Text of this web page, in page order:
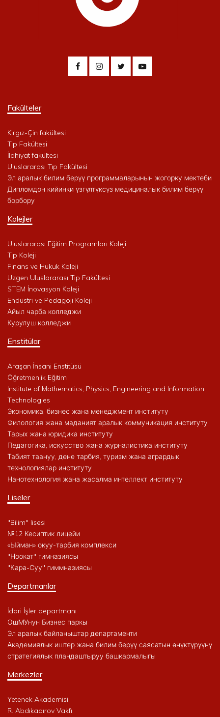
Fakülteler
Kırgız-Çin fakültesi
Tıp Fakültesi
İlahiyat fakültesi
Uluslararası Tıp Fakültesi
Эл аралык билим берүү программаларынын жогорку мектеби
Дипломдон кийинки үзгүлтүксүз медициналык билим берүү
борбору
Kolejler
Uluslararası Eğitim Programları Koleji
Tıp Koleji
Finans ve Hukuk Koleji
Uzgen Uluslararası Tıp Fakültesi
STEM İnovasyon Koleji
Endüstri ve Pedagoji Koleji
Айыл чарба колледжи
Курулуш колледжи
Enstitülar
Araşan İnsani Enstitüsü
Öğretmenlik Eğitim
Institute of Mathematics, Physics, Engineering and Information
Technologies
Экономика, бизнес жана менеджмент институту
Филология жана маданият аралык коммуникация институту
Тарых жана юридика институту
Педагогика, искусство жана журналистика институту
Табият таануу, дене тарбия, туризм жана агрардык
технологиялар институту
Нанотехнология жана жасалма интеллект институту
Liseler
"Bilim" lisesi
№12 Кесиптик лицейи
«Ыйман» окуу-тарбия комплекси
"Ноокат" гимназиясы
"Кара-Суу" гиммназиясы
Departmanlar
İdari İşler departmanı
ОшМУнун Бизнес паркы
Эл аралык байланыштар департаменти
Академиялык иштер жана билим берүү саясатын өнүктүрүүнү
стратегиялык пландаштыруу башкармалыгы
Merkezler
Yetenek Akademisi
R. Abdıkadırov Vakfı